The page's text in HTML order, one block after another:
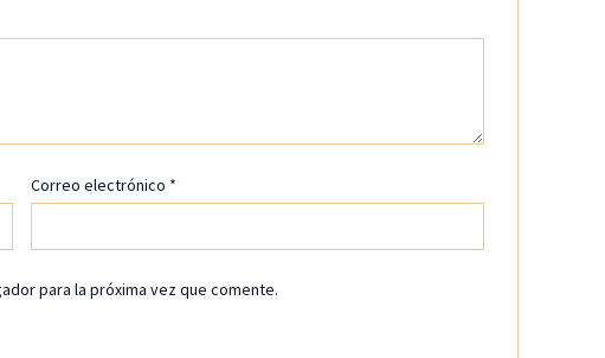
Correo electrónico *
para la próxima vez que comente.